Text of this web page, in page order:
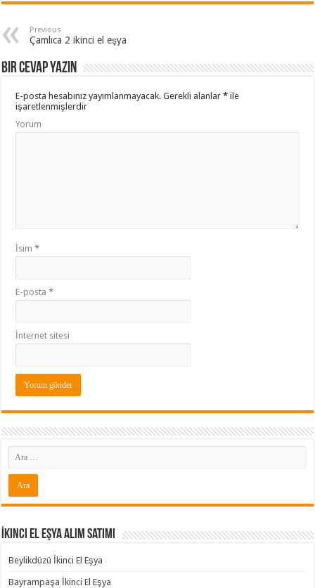
Previous
Çamlıca 2 ikinci el eşya
Bir cevap yazın
E-posta hesabınız yayımlanmayacak. Gerekli alanlar* ile
işaretlenmişlerdir
Yorum
İsim*
E-posta*
İnternet sitesi
İkinci El Eşya Alım Satımı
Beylikdüzü İkinci El Eşya
Bayrampaşa İkinci El Eşya